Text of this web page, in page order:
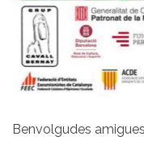
Benvolgudes